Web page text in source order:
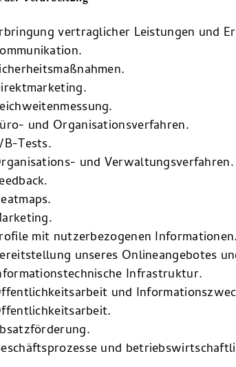
vertraglicher Leistungen und
und Organisationsverfahren.
B-Tests.
und Verwaltungsverfahren.
mit nutzerbezogenen Informationen.
unseres Onlineangebotes
Infrastruktur.
und
und